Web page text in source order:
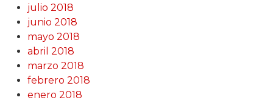
julio 2018
junio 2018
mayo 2018
abril 2018
marzo 2018
febrero 2018
enero 2018